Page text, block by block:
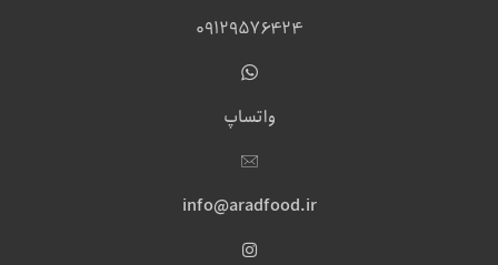
09129576424
واتساپ
info@aradfood.ir